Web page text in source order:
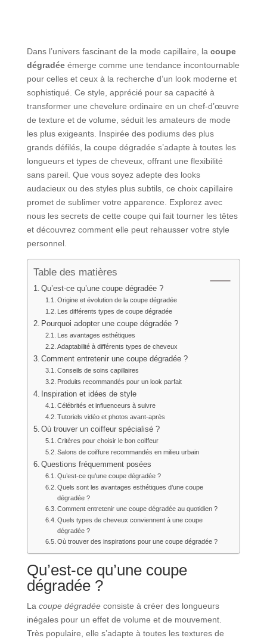
Dans l’univers fascinant de la mode capillaire, la coupe
dégradéeémerge comme une tendance incontournable
pour celles et ceux à la recherche d’un look moderne et
sophistiqué. Ce style, apprécié pour sa capacité à
transformer une chevelure ordinaire en un chef-d’œuvre
de texture et de volume, séduit les amateurs de mode
les plus exigeants. Inspirée des podiums des plus
grands défilés, la coupe dégradée s’adapte à toutes les
longueurs et types de cheveux, offrant une flexibilité
sans pareil. Que vous soyez adepte des looks
audacieux ou des styles plus subtils, ce choix capillaire
promet de sublimer votre apparence. Explorez avec
nous les secrets de cette coupe qui fait tourner les têtes
et découvrez comment elle peut rehausser votre style
personnel.
Table des matières
Qu’est-ce qu’une coupe dégradée ?
Origine et évolution de la coupe dégradée
Les différents types de coupe dégradée
Pourquoi adopter une coupe dégradée ?
Les avantages esthétiques
Adaptabilité à différents types de cheveux
Comment entretenir une coupe dégradée ?
Conseils de soins capillaires
Produits recommandés pour un look parfait
Inspiration et idées de style
Célébrités et influenceurs à suivre
Tutoriels vidéo et photos avant-après
Où trouver un coiffeur spécialisé ?
Critères pour choisir le bon coiffeur
Salons de coiffure recommandés en milieu urbain
Questions fréquemment posées
Qu’est-ce qu’une coupe dégradée ?
Quels sont les avantages esthétiques d’une coupe
dégradée ?
Comment entretenir une coupe dégradée au quotidien ?
Quels types de cheveux conviennent à une coupe
dégradée ?
Où trouver des inspirations pour une coupe dégradée ?
Qu’est-ce qu’une coupe
dégradée ?
La coupe dégradéeconsiste à créer des longueurs
inégales pour un effet de volume et de mouvement.
Très populaire, elle s’adapte à toutes les textures de